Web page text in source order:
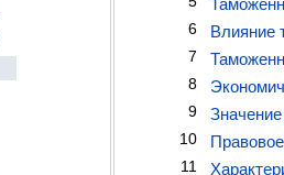
6 Влияние
7
8
9
10
11